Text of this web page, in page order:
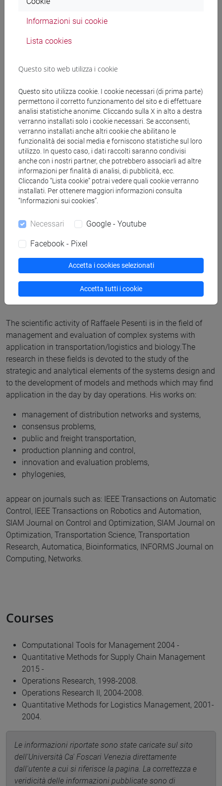
Informatica, Sistemistica e Telematica, Università di
Genova. November 1994 - June 1992.
Education
Ph.D. in System Science. Dipartimento di Informatica,
Sistemistica e Telematica, Università di Genova.
November 1989 - October 1992.
Fulbright Scholar. Scholarship refused for
incompatibility with military service obligations. 1989.
Laurea Degree in Electronic Engineering (Summa cum
Laude and Publishing Dignity), Facolta' di Ingegneria,
Research interests
The scientific activity of Raffaele Pesenti is in the field of
management and evaluation of complex systems with
application in transportation/logistics and biology.The
research in these fields is devoted to the study of the
strategic and analytical elements of the systems design and
to the development of models and methods which may find
application in the day by day operations. His works on:
management of distribution networks and systems,
consensus problems,
public and freight transportation,
production planning and control,
innovation and evaluation problems,
phylogenies,
appear on journals such as: IEEE Transactions on Automatic
Control, IEEE Transactions on Robotics and Automation,
SIAM Journal on Control and Optimization, SIAM Journal on
Optimization, Transportation Science, Transportation
Research, Automatica, Bioinformatics, INFORMS Journal on
Computing, Networks.
Courses
Computational Tools for Management 2004 -
Quantitative Methods for Supply Chain Management
2015 -
Operations Research, 1998-2008.
Operations Research II, 2004-2008.
Quantitative Methods for Logistics Management, 2001-
2004.
Le informazioni riportate sono state caricate sul sito
dell'Università Ca' Foscari Venezia direttamente
dall'utente a cui si riferisce la pagina. La correttezza e
veridicità delle informazioni pubblicate sono di
Informazioni sui cookie
Lista cookies
Questo sito web utilizza i cookie
Questo sito utilizza cookie. I cookie necessari (di prima parte)
permettono il corretto funzionamento del sito e di effettuare
analisi statistiche anonime. Cliccando sulla X in alto a destra
verranno installati solo i cookie necessari. Se acconsenti,
verranno installati anche altri cookie che abilitano le
funzionalità dei social media e forniscono statistiche sul loro
utilizzo. In questo caso, i dati raccolti saranno condivisi
anche con i nostri partner, che potrebbero associarli ad altre
informazioni per finalità di analisi, di pubblicità, ecc.
Cliccando “Lista cookie” potrai vedere quali cookie verranno
installati. Per ottenere maggiori informazioni consulta
“Informazioni sui cookies”.
Necessari Google - Youtube
Facebook - Pixel
Accetta i cookies selezionati
Accetta tutti i cookie